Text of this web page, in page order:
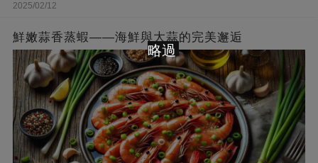
2025/02/12
鮮嫩蒜香蒸蝦——海鮮與大蒜的完美邂逅
略過